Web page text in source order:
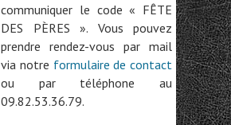
communiquer le code « FÊTE
DES PÈRES ». Vous pouvez
prendre rendez-vous par mail
via notre formulaire de contact
ou par téléphone au
09.82.53.36.79.